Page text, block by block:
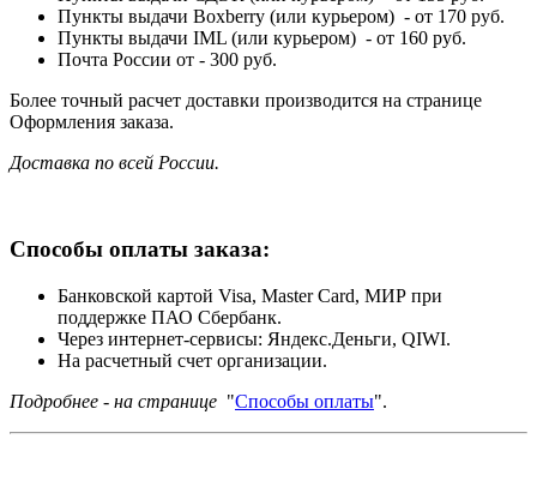
Пункты выдачи Boxberry (или курьером) - от 170 руб.
Пункты выдачи IML (или курьером) - от 160 руб.
Почта России от - 300 руб.
Более точный расчет доставки производится на странице
Оформления заказа.
Доставка по всей России.
Способы оплаты заказа:
Банковской картой Visa, Master Card, МИР при
поддержке ПАО Сбербанк.
Через интернет-сервисы: Яндекс.Деньги, QIWI.
На расчетный счет организации.
Подробнее - на странице "Способы оплаты".